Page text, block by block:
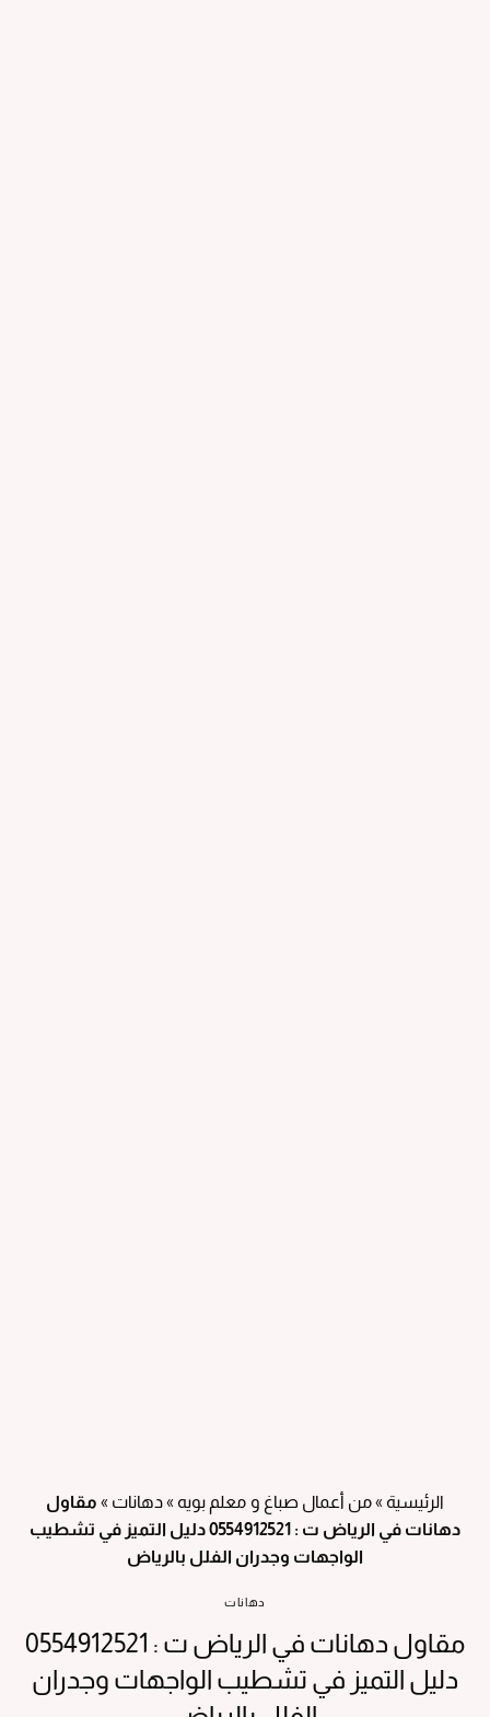
الرئيسية »من أعمال صباغ و معلم بويه »دهانات » مقاول
دهانات في الرياض ت : 0554912521 دليل التميز في تشطيب
الواجهات وجدران الفلل بالرياض
دهانات
مقاول دهانات في الرياض ت : 0554912521
دليل التميز في تشطيب الواجهات وجدران